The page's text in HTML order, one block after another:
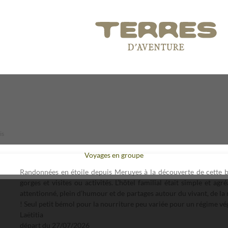
Voyages en groupe
Randonnées en étoile depuis Meruyes à la découverte de cette